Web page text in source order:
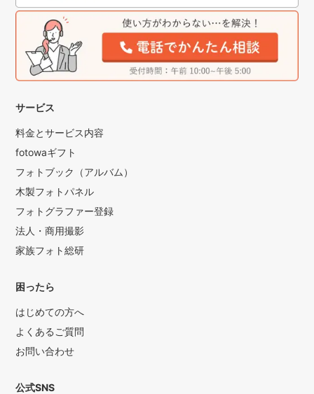
サービス
料金とサービス内容
fotowaギフト
フォトブック（アルバム）
木製フォトパネル
フォトグラファー登録
法人・商用撮影
家族フォト総研
困ったら
はじめての方へ
よくあるご質問
お問い合わせ
公式SNS